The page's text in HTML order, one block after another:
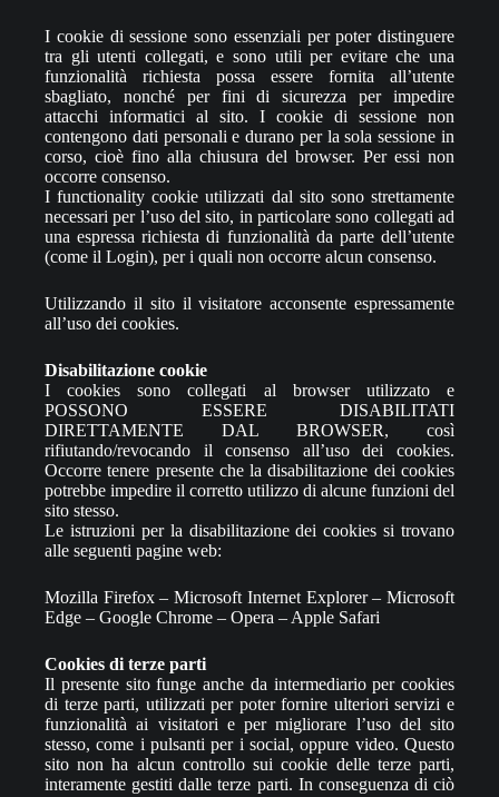
I cookie di sessione sono essenziali per poter distinguere
tra gli utenti collegati, e sono utili per evitare che una
funzionalità richiesta possa essere fornita all’utente
sbagliato, nonché per fini di sicurezza per impedire
attacchi informatici al sito. I cookie di sessione non
contengono dati personali e durano per la sola sessione in
corso, cioè fino alla chiusura del browser. Per essi non
occorre consenso.
I functionality cookie utilizzati dal sito sono strettamente
necessari per l’uso del sito, in particolare sono collegati ad
una espressa richiesta di funzionalità da parte dell’utente
(come il Login), per i quali non occorre alcun consenso.
Utilizzando il sito il visitatore acconsente espressamente
all’uso dei cookies.
Disabilitazione cookie
I cookies sono collegati al browser utilizzato e
POSSONO ESSERE DISABILITATI
DIRETTAMENTE DAL BROWSER, così
rifiutando/revocando il consenso all’uso dei cookies.
Occorre tenere presente che la disabilitazione dei cookies
potrebbe impedire il corretto utilizzo di alcune funzioni del
sito stesso.
Le istruzioni per la disabilitazione dei cookies si trovano
alle seguenti pagine web:
Mozilla Firefox – Microsoft Internet Explorer – Microsoft
Edge – Google Chrome – Opera – Apple Safari
Cookies di terze parti
Il presente sito funge anche da intermediario per cookies
di terze parti, utilizzati per poter fornire ulteriori servizi e
funzionalità ai visitatori e per migliorare l’uso del sito
stesso, come i pulsanti per i social, oppure video. Questo
sito non ha alcun controllo sui cookie delle terze parti,
interamente gestiti dalle terze parti. In conseguenza di ciò